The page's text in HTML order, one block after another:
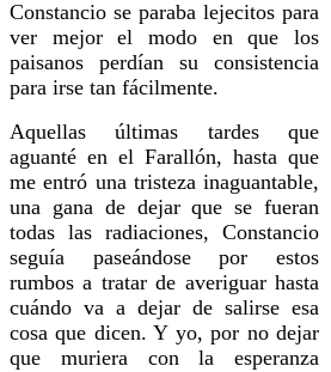
Constancio se paraba lejecitos para
ver mejor el modo en que los
paisanos perdían su consis­tencia
para irse tan fácilmente.
Aquellas últimas tardes que
aguanté en el Farallón, hasta que
me en­tró una tristeza inaguantable,
una gana de dejar que se fueran
todas las radiacio­nes, Constancio
seguía paseándose por estos
rumbos a tratar de averiguar hasta
cuándo va a dejar de salirse esa
cosa que dicen. Y yo, por no dejar
que muriera con la esperanza